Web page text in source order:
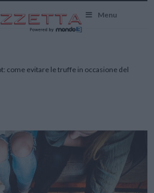
Menu
come evitare le truffe in occasione del